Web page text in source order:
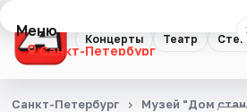
Концерты Театр
Меню
Санкт-Петербург
Концерты
Санкт-Петербург Музей "Дом